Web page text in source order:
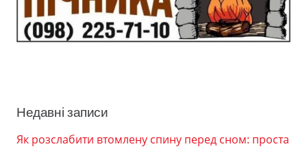
Недавні записи
Як розслабити втомлену спину перед сном: проста